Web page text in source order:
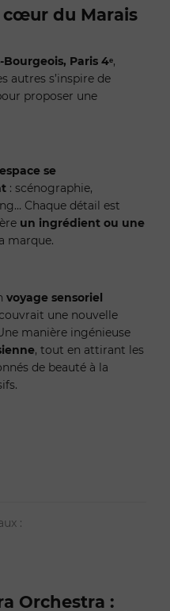
du Marais
Paris 4ᵉ,
autres s’inspire de
proposer une
se
: scénographie,
Chaque détail est
un ingrédient ou une
marque.
voyage sensoriel
une nouvelle
manière ingénieuse
, tout en attirant les
de beauté à la
:
Orchestra :